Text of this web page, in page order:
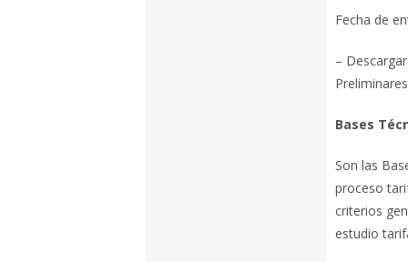
Fecha de
–
Bases
Son las
proceso
criterios
estudio